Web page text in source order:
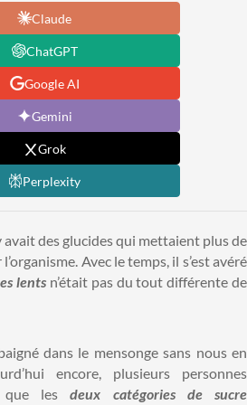
Claude
ChatGPT
Google AI
Gemini
Grok
Perplexity
avait des glucides qui mettaient plus de
Avec le temps, il s’est avéré
lents n’était pas du tout différente de
dans le mensonge sans nous en
encore, plusieurs personnes
que lesdeux catégories de sucre